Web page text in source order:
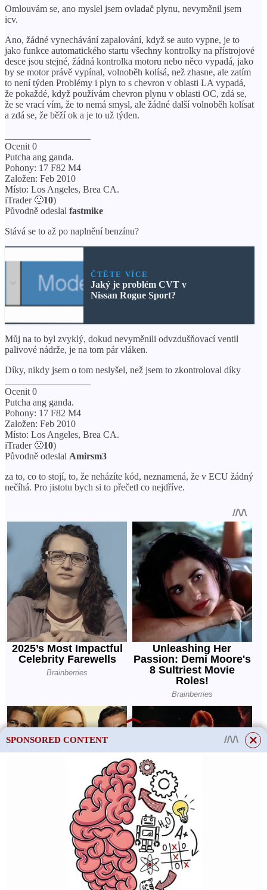
Omlouvám se, ano myslel jsem ovladač plynu, nevyměnil jsem
icv.
Ano, žádné vynechávání zapalování, když se auto vypne, je to
jako funkce automatického startu všechny kontrolky na přístrojové
desce jsou stejné, žádná kontrolka motoru nebo něco vypadá, jako
by se motor právě vypínal, volnoběh kolísá, než zhasne, ale zatím
to není týden Problémy i plyn to s chevron v oblasti LA vypadá,
že pokaždé, když používám chevron plynu v oblasti OC, zdá se,
že se vrací vím, že to nemá smysl, ale žádné další volnoběh kolísat
a zdá se, že běží ok a je to už týden.
Ocenit 0
Putcha ang ganda.
Pohony: 17 F82 M4
Založen: Feb 2010
Místo: Los Angeles, Brea CA.
iTrader 🙁10)
Původně odeslal fastmike
Stává se to až po naplnění benzínu?
ČTĚTE VÍCE
Jaký je problém CVT v
Nissan Rogue Sport?
Můj na to byl zvyklý, dokud nevyměnili odvzdušňovací ventil
palivové nádrže, je na tom pár vláken.
Díky, nikdy jsem o tom neslyšel, než jsem to zkontroloval díky
Ocenit 0
Putcha ang ganda.
Pohony: 17 F82 M4
Založen: Feb 2010
Místo: Los Angeles, Brea CA.
iTrader 🙁10)
Původně odeslal Amirsm3
za to, co to stojí, to, že neházíte kód, neznamená, že v ECU žádný
nečíhá. Pro jistotu bych si to přečetl co nejdříve.
SPONSORED CONTENT